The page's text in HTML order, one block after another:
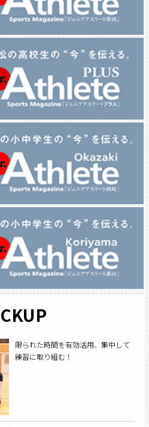
限られた時間を有効活用、集中して
練習に取り組む！